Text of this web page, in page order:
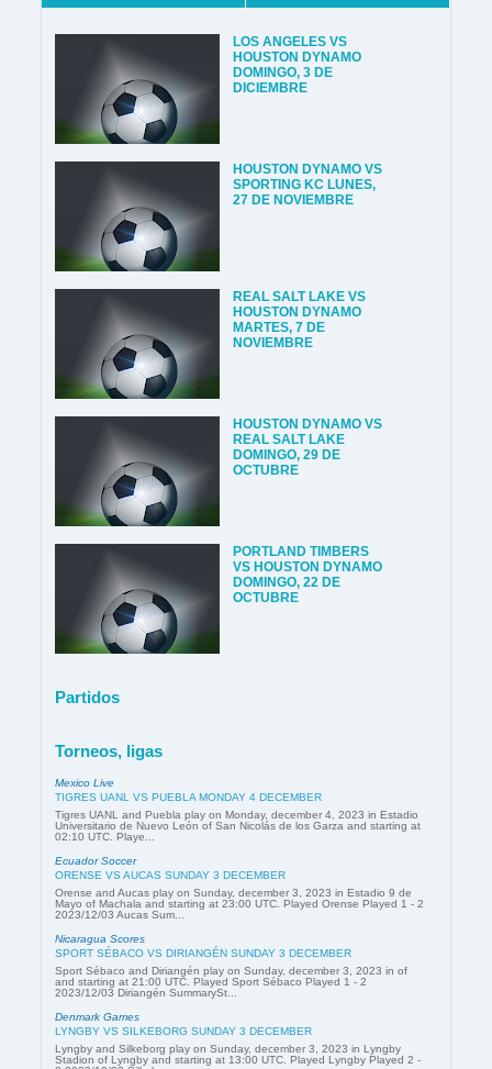
LOS ANGELES VS
HOUSTON DYNAMO
DOMINGO, 3 DE
DICIEMBRE
HOUSTON DYNAMO VS
SPORTING KC LUNES,
27 DE NOVIEMBRE
REAL SALT LAKE VS
HOUSTON DYNAMO
MARTES, 7 DE
NOVIEMBRE
HOUSTON DYNAMO VS
REAL SALT LAKE
DOMINGO, 29 DE
OCTUBRE
PORTLAND TIMBERS
VS HOUSTON DYNAMO
DOMINGO, 22 DE
OCTUBRE
Partidos
Torneos, ligas
Mexico Live
TIGRES UANL VS PUEBLA MONDAY 4 DECEMBER
Tigres UANL and Puebla play on Monday, december 4, 2023 in Estadio
Universitario de Nuevo León of San Nicolás de los Garza and starting at
02:10 UTC. Playe...
Ecuador Soccer
ORENSE VS AUCAS SUNDAY 3 DECEMBER
Orense and Aucas play on Sunday, december 3, 2023 in Estadio 9 de
Mayo of Machala and starting at 23:00 UTC. Played Orense Played 1 - 2
2023/12/03 Aucas Sum...
Nicaragua Scores
SPORT SÉBACO VS DIRIANGÉN SUNDAY 3 DECEMBER
Sport Sébaco and Diriangén play on Sunday, december 3, 2023 in of
and starting at 21:00 UTC. Played Sport Sébaco Played 1 - 2
2023/12/03 Diriangén SummarySt...
Denmark Games
LYNGBY VS SILKEBORG SUNDAY 3 DECEMBER
Lyngby and Silkeborg play on Sunday, december 3, 2023 in Lyngby
Stadion of Lyngby and starting at 13:00 UTC. Played Lyngby Played 2 -